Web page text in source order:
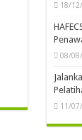
18/
08/
11/